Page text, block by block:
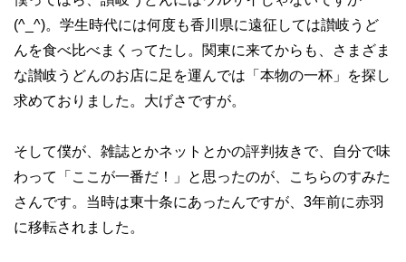
(^_^)。学生時代には何度も香川県に遠征しては讃岐うど
んを食べ比べまくってたし。関東に来てからも、さまざま
な讃岐うどんのお店に足を運んでは「本物の一杯」を探し
求めておりました。大げさですが。
そして僕が、雑誌とかネットとかの評判抜きで、自分で味
わって「ここが一番だ！」と思ったのが、こちらのすみた
さんです。当時は東十条にあったんですが、3年前に赤羽
に移転されました。